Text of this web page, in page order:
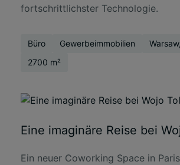
fortschrittlichster Technologie.
Büro Gewerbeimmobilien
2700 m²
Eine imaginäre Reise bei
Ein neuer Coworking Space in